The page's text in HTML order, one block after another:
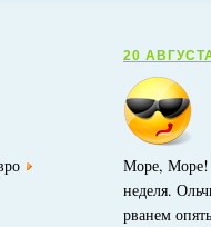
20
Море, Море!
неделя.
рванем